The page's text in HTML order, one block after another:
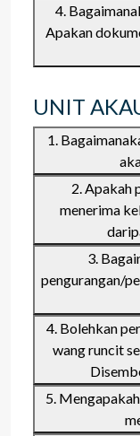
4.
UNIT
1.
2. Apakah
menerima
3.
pengurangan/
4. Bolehkan
wang runcit
5.